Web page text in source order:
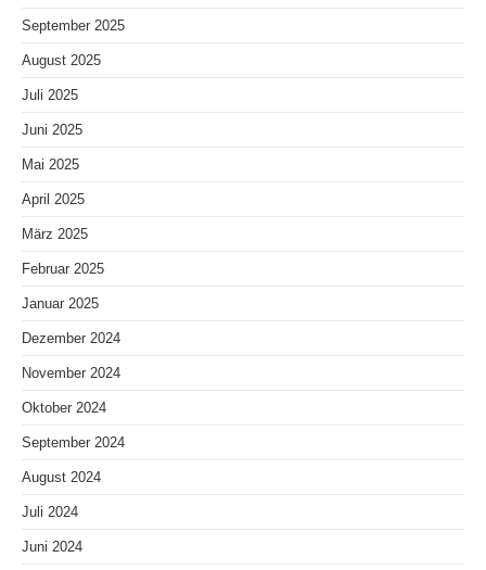
September 2025
August 2025
Juli 2025
Juni 2025
Mai 2025
April 2025
März 2025
Februar 2025
Januar 2025
Dezember 2024
November 2024
Oktober 2024
September 2024
August 2024
Juli 2024
Juni 2024